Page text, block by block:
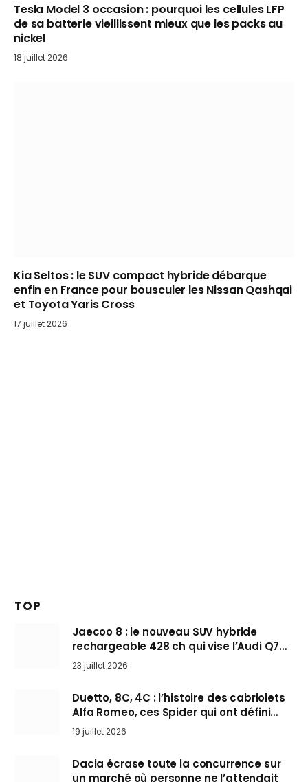
Tesla Model 3 occasion : pourquoi les cellules LFP
de sa batterie vieillissent mieux que les packs au
nickel
18 juillet 2026
Kia Seltos : le SUV compact hybride débarque
enfin en France pour bousculer les Nissan Qashqai
et Toyota Yaris Cross
17 juillet 2026
TOP
Jaecoo 8 : le nouveau SUV hybride
rechargeable 428 ch qui vise l’Audi Q7
arrive en Europe cet automne
23 juillet 2026
Duetto, 8C, 4C : l’histoire des cabriolets
Alfa Romeo, ces Spider qui ont défini
l’art de rouler cheveux au vent
19 juillet 2026
Dacia écrase toute la concurrence sur
un marché où personne ne l’attendait